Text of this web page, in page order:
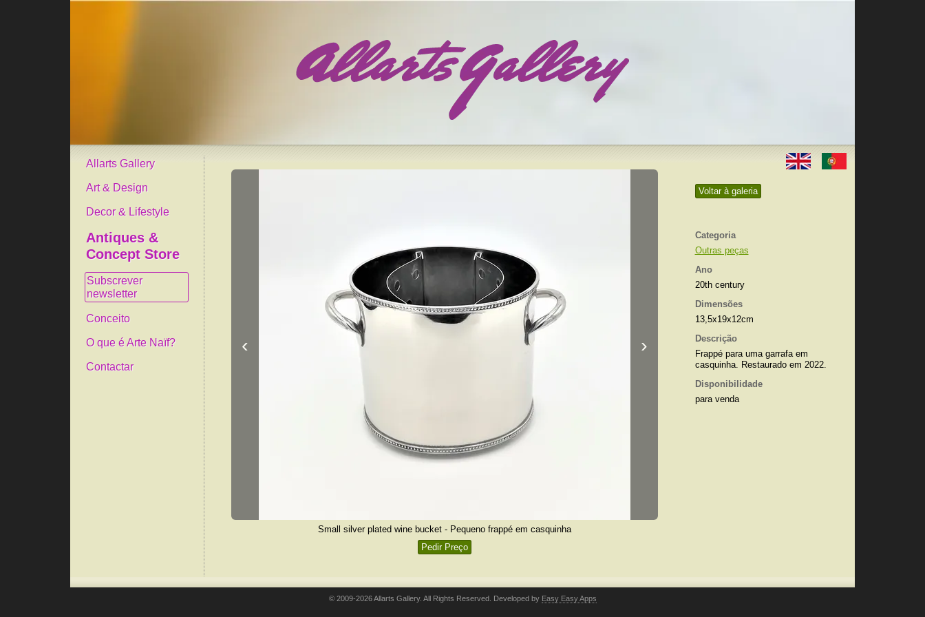
Allarts Gallery
Art & Design
Decor & Lifestyle
Antiques &
Concept Store
Subscrever
newsletter
Conceito
O que é Arte Naïf?
Contactar
Voltar à galeria
Categoria
Outras peças
Ano
20th century
Dimensões
13,5x19x12cm
Descrição
Frappé para uma garrafa em
casquinha. Restaurado em 2022.
Disponibilidade
para venda
‹ ›
Small silver plated wine bucket - Pequeno frappé em casquinha
Pedir Preço
© 2009-2026 Allarts Gallery. All Rights Reserved. Developed by Easy Easy Apps